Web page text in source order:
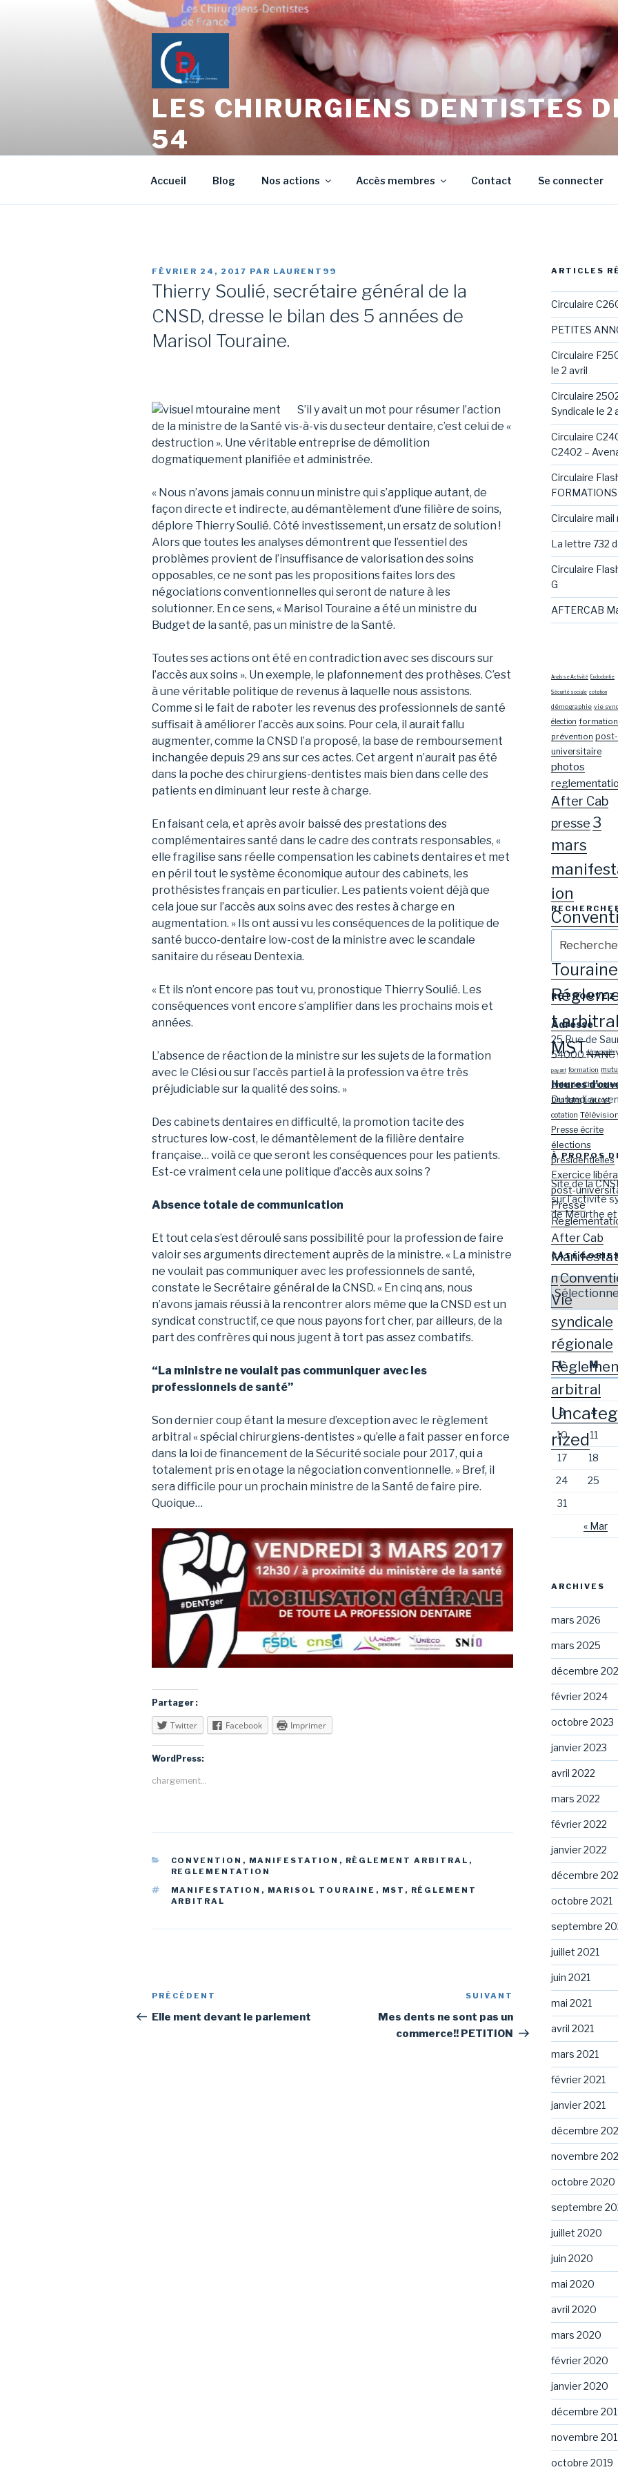
LES CHIRURGIENS DENTISTES
54
Accueil Blog Nos actions Accès membres Contact Se connecter
PUBLIÉ
FÉVRIER 24, 2017 PAR LAURENT99
Thierry Soulié, secrétaire général de la
CNSD, dresse le bilan des 5 années de
Marisol Touraine.
S’il y avait un mot pour résumer l’action
de la ministre de la Santé vis-à-vis du secteur dentaire, c’est celui de «
destruction ». Une véritable entreprise de démolition
dogmatiquement planifiée et administrée.
« Nous n’avons jamais connu un ministre qui s’applique autant, de
façon directe et indirecte, au démantèlement d’une filière de soins,
déplore Thierry Soulié. Côté investissement, un ersatz de solution !
Alors que toutes les analyses démontrent que l’essentiel des
problèmes provient de l’insuffisance de valorisation des soins
opposables, ce ne sont pas les propositions faites lors des
négociations conventionnelles qui seront de nature à les
solutionner. En ce sens, « Marisol Touraine a été un ministre du
Budget de la santé, pas un ministre de la Santé.
Toutes ses actions ont été en contradiction avec ses discours sur
l’accès aux soins ». Un exemple, le plafonnement des prothèses. C’est
à une véritable politique de revenus à laquelle nous assistons.
Comme si le fait de raboter les revenus des professionnels de santé
suffisait à améliorer l’accès aux soins. Pour cela, il aurait fallu
augmenter, comme la CNSD l’a proposé, la base de remboursement
inchangée depuis 29 ans sur ces actes. Cet argent n’aurait pas été
dans la poche des chirurgiens-dentistes mais bien dans celle des
patients en diminuant leur reste à charge.
En faisant cela, et après avoir baissé des prestations des
complémentaires santé dans le cadre des contrats responsables, «
elle fragilise sans réelle compensation les cabinets dentaires et met
en péril tout le système économique autour des cabinets, les
prothésistes français en particulier. Les patients voient déjà que
cela joue sur l’accès aux soins avec des restes à charge en
augmentation. » Ils ont aussi vu les conséquences de la politique de
santé bucco-dentaire low-cost de la ministre avec le scandale
sanitaire du réseau Dentexia.
« Et ils n’ont encore pas tout vu, pronostique Thierry Soulié. Les
conséquences vont encore s’amplifier dans les prochains mois et
années.
L’absence de réaction de la ministre sur les sujets de la formation
avec le Clési ou sur l’accès partiel à la profession va être très
préjudiciable sur la qualité des soins. »
Des cabinets dentaires en difficulté, la promotion tacite des
structures low-cost, le démantèlement de la filière dentaire
française… voilà ce que seront les conséquences pour les patients.
Est-ce vraiment cela une politique d’accès aux soins ?
Absence totale de communication
Et tout cela s’est déroulé sans possibilité pour la profession de faire
valoir ses arguments directement auprès de la ministre. « La ministre
ne voulait pas communiquer avec les professionnels de santé,
constate le Secrétaire général de la CNSD. « En cinq ans, nous
n’avons jamais réussi à la rencontrer alors même que la CNSD est un
syndicat constructif, ce que nous payons fort cher, par ailleurs, de la
part des confrères qui nous jugent à tort pas assez combatifs.
“La ministre ne voulait pas communiquer avec les
professionnels de santé”
Son dernier coup étant la mesure d’exception avec le règlement
arbitral « spécial chirurgiens-dentistes » qu’elle a fait passer en force
dans la loi de financement de la Sécurité sociale pour 2017, qui a
totalement pris en otage la négociation conventionnelle. » Bref, il
sera difficile pour un prochain ministre de la Santé de faire pire.
Quoique…
Partager :
Twitter Facebook Imprimer
WordPress:
chargement…
CATÉGORIES
CONVENTION , MANIFESTATION , RÈGLEMENT ARBITRAL ,
REGLEMENTATION
ÉTIQUETTES
MANIFESTATION , MARISOL TOURAINE , MST , RÉGLEMENT
ARBITRAL
Navigation
de
Article
précédent
PRÉCÉDENT
Elle ment devant le parlement
suivant
SUIVANT
Mes dents ne sont pas un
commerce!! PETITION
ARTICLES
Circulaire
PETITES
Circulaire
le 2 avril
Circulaire
Syndicale le 2
Circulaire
C2402 –
Circulaire
Circulaire mail
La lettre 732
Circulaire
G
AFTERCAB
Analyse Activité Endodontie
Sécurité sociale cotation
démographie vie
élection formation
prévention post-
universitaire
photos
After Cab
presse 3
mars
ion
nMarisol
Touraine
t
MSTdémographie
payant formation
Ordre des
Dentistes Low cost
cotation
Presse écrite
élections
présidentielles
Exercice
post-
Presse
After Cab
n
Vie
syndicale
régionale
arbitral
rized
pour
:
Adresse
25 Rue de
54000
Heures
Du lundi au
À PROPOS
Site de la
sur l'activité
de Meurthe
Catégories
L M
« Mar
3
4
10
11
17
18
24
25
31
ARCHIVES
mars 2026
mars 2025
décembre
février 2024
octobre 2023
janvier 2023
avril 2022
mars 2022
février 2022
janvier 2022
décembre
octobre 2021
septembre
juillet 2021
juin 2021
mai 2021
avril 2021
mars 2021
février 2021
janvier 2021
décembre
novembre
octobre 2020
septembre
juillet 2020
juin 2020
mai 2020
avril 2020
mars 2020
février 2020
janvier 2020
décembre
novembre
octobre 2019